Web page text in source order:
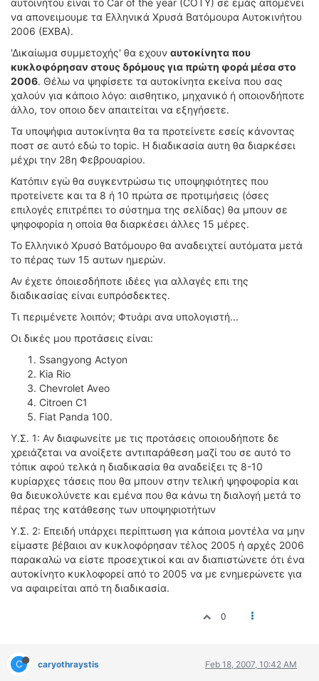
αυτοινήτου είναι το Car of the year (COTY) σε εμάς απομένει
να απονειμουμε τα Ελληνικά Χρυσά Βατόμουρα Αυτοκινήτου
2006 (ΕΧΒΑ).
'Δικαίωμα συμμετοχής' θα εχουν αυτοκίνητα που
κυκλοφόρησαν στους δρόμους για πρώτη φορά μέσα στο
2006. Θέλω να ψηφίσετε τα αυτοκίνητα εκείνα που σας
χαλούν για κάποιο λόγο: αισθητικο, μηχανικό ή οποιονδήποτε
άλλο, τον οποιο δεν απαιτείται να εξηγήσετε.
Τα υποψήφια αυτοκίνητα θα τα προτείνετε εσείς κάνοντας
ποστ σε αυτό εδώ το topic. Η διαδικασία αυτη θα διαρκέσει
μέχρι την 28η Φεβρουαρίου.
Κατόπιν εγώ θα συγκεντρώσω τις υποψηφιότητες που
προτείνετε και τα 8 ή 10 πρώτα σε προτιμήσεις (όσες
επιλογές επιτρέπει το σύστημα της σελίδας) θα μπουν σε
ψηφοφορία η οποία θα διαρκέσει άλλες 15 μέρες.
Το Ελληνικό Χρυσό Βατόμουρο θα αναδειχτεί αυτόματα μετά
το πέρας των 15 αυτων ημερών.
Αν έχετε όποιεσδήποτε ιδέες για αλλαγές επι της
διαδικασίας είναι ευπρόσδεκτες.
Τι περιμένετε λοιπόν; Φτυάρι ανα υπολογιστή...
Οι δικές μου προτάσεις είναι:
Ssangyong Actyon
Kia Rio
Chevrolet Aveo
Citroen C1
Fiat Panda 100.
Υ.Σ. 1: Αν διαφωνείτε με τις προτάσεις οποιουδήποτε δε
χρειάζεται να ανοίξετε αντιπαράθεση μαζί του σε αυτό το
τόπικ αφού τελκά η διαδικασία θα αναδείξει τς 8-10
κυρίαρχες τάσεις που θα μπουν στην τελική ψηφοφορία και
θα διευκολύνετε και εμένα που θα κάνω τη διαλογή μετά το
πέρας της κατάθεσης των υποψηφιοτήτων
Υ.Σ. 2: Επειδή υπάρχει περίπτωση για κάποια μοντέλα να μην
είμαστε βέβαιοι αν κυκλοφόρησαν τέλος 2005 ή αρχές 2006
παρακαλώ να είστε προσεχτικοί και αν διαπιστώνετε ότι ένα
αυτοκίνητο κυκλοφορεί από το 2005 να με ενημερώνετε για
να αφαιρείται από τη διαδικασία.
0
C caryothraystis Feb 18, 2007, 10:42 AM